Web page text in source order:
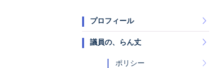
プロフィール
議員の、らん丈
ポリシー